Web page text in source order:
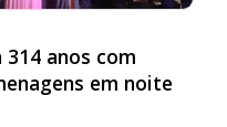
anos com
em noite